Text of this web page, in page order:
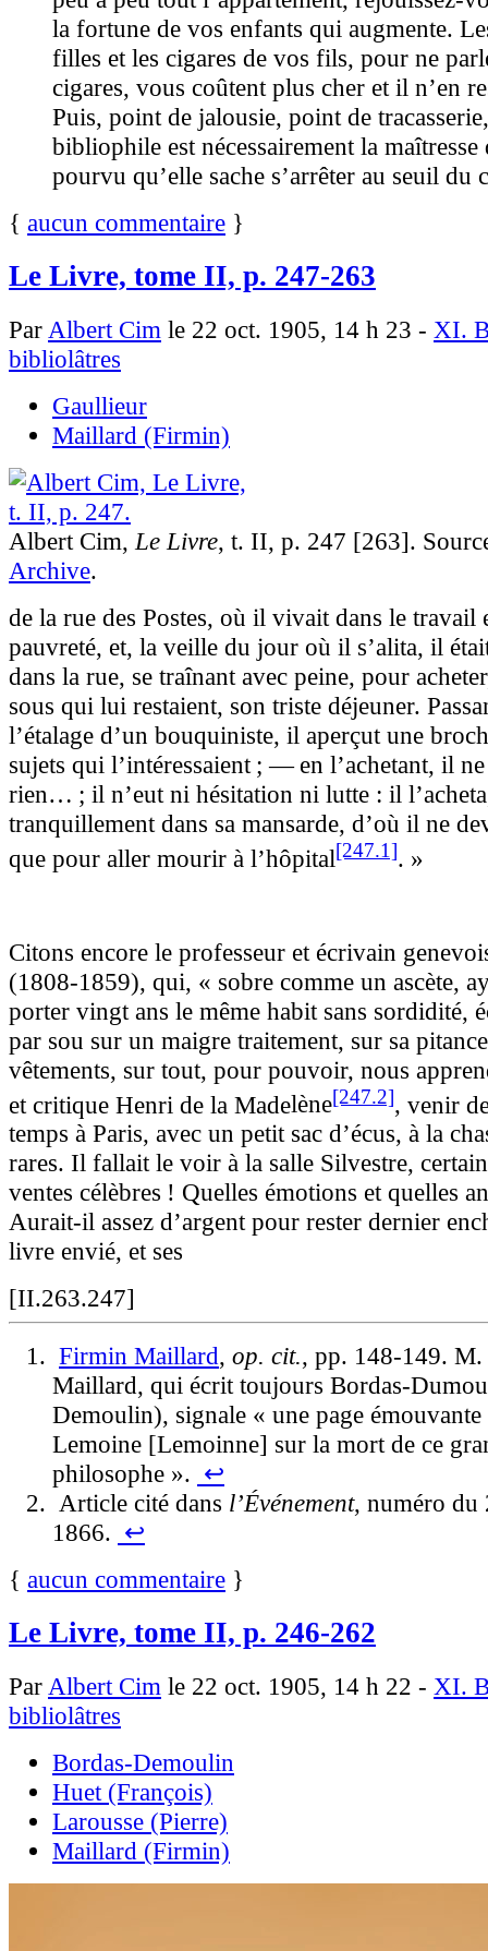
la fortune de vos enfants qui augmente.
filles et les cigares de vos fils, pour ne
cigares, vous coûtent plus cher et il n’en
Puis, point de jalousie, point de
bibliophile est nécessairement la maîtresse
pourvu qu’elle sache s’arrêter au seuil du
{ aucun commentaire }
Le Livre, tome II, p. 247-263
Par Albert Cim le 22 oct. 1905, 14 h 23 - XI.
bibliolâtres
Gaullieur
Maillard (Firmin)
Albert Cim, Le Livre, t. II, p. 247 [263].
Archive.
de la rue des Postes, où il vivait dans le travail
pauvreté, et, la veille du jour où il s’alita, il
dans la rue, se traînant avec peine, pour
sous qui lui restaient, son triste déjeuner.
l’étalage d’un bouquiniste, il aperçut une
sujets qui l’intéressaient ; — en l’achetant, il
rien… ; il n’eut ni hésitation ni lutte : il
tranquillement dans sa mansarde, d’où il ne
que pour aller mourir à l’hôpital[247.1]. »
Citons encore le professeur et écrivain
(1808-1859), qui, « sobre comme un ascète,
porter vingt ans le même habit sans sordidité,
par sou sur un maigre traitement, sur sa
vêtements, sur tout, pour pouvoir, nous
et critique Henri de la Made­lène[247.2], venir
temps à Paris, avec un petit sac d’écus, à la
rares. Il fallait le voir à la salle Silvestre,
ventes célèbres ! Quelles émotions et quelles
Aurait-il assez d’argent pour rester dernier
livre envié, et ses
[II.263.247]
Firmin Maillard, op. cit., pp. 148-149.
Maillard, qui écrit toujours Bordas-
Demoulin), signale « une page
Lemoine [Lemoinne] sur la mort de ce
philosophe ». ↩
Article cité dans l’Événement, numéro du
1866. ↩
{ aucun commentaire }
Le Livre, tome II, p. 246-262
ParAlbert Cim le 22 oct. 1905, 14 h 22 - XI.
bibliolâtres
Bordas-Demoulin
Huet (François)
Larousse (Pierre)
Maillard (Firmin)